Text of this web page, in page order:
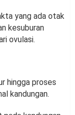
yang ada otak
kesuburan
ovulasi.
hingga proses
kandungan.